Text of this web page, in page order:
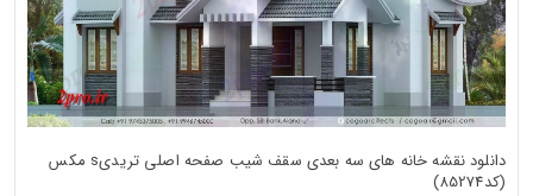
دانلود نقشه خانه های سه بعدی سقف شیب صفحه اصلی تریدیs مکس
(کد85274)